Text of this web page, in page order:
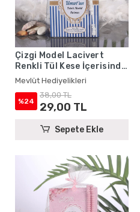
Çizgi Model Lacivert
Renkli Tül Kese İçerisinde
Yasin Kitabı ve Tesbih -
Mevlüt Hediyelikleri
Mevlüt Hediyelikleri
%24
38,00 TL
29,00 TL
Sepete Ekle